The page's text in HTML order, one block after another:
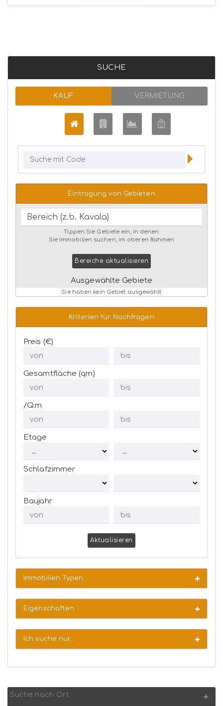
SUCHE
KAUF VERMIETUNG
Eintragung von Gebieten
Tippen Sie Gebiete ein, in denen
Sie Immobilien suchen, im oberen Rahmen
Bereiche aktualisieren
Ausgewählte Gebiete
Sie haben kein Gebiet ausgewählt
Kriterien für Nachfragen
Preis (€)
Gesamtfläche (qm)
/Q.m
Etage
Schlafzimmer
Baujahr
Aktualisieren
Immobilien Typen
Eigenschaften
Ich suche nur…
Suche nach Ort